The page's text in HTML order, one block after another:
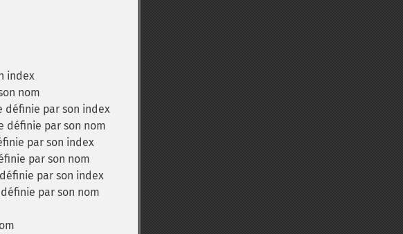
index
nom
par son index
définie par son nom
par son index
par son nom
par son index
par son nom